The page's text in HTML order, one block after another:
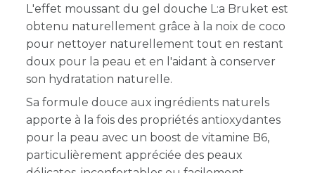
L'effet moussant du gel douche L:a Bruket est
obtenu naturellement grâce à la noix de coco
pour nettoyer naturellement tout en restant
doux pour la peau et en l'aidant à conserver
son hydratation naturelle.
Sa formule douce aux ingrédients naturels
apporte à la fois des propriétés antioxydantes
pour la peau avec un boost de vitamine B6,
particulièrement appréciée des peaux